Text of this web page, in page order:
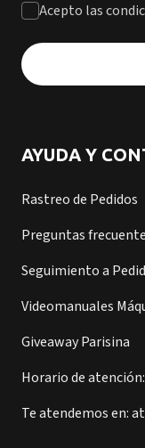
Acepto las
AYUDA Y
Rastreo de Pedidos
Preguntas
Seguimiento a
Videomanuales
Giveaway Parisina
Horario de atención:
Te atendemos en: